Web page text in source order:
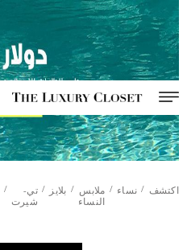
اكتشف / نساء / ملابس
النساء
/ بلايز / تي-
شيرت
/